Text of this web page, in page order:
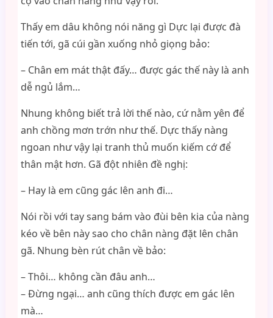
Thấy em dâu không nói năng gì Dực lại được đà
tiến tới, gã cúi gần xuống nhỏ giọng bảo:
– Chân em mát thật đấy… được gác thế này là anh
dễ ngủ lắm…
Nhung không biết trả lời thế nào, cứ nằm yên để
anh chồng mơn trớn như thế. Dực thấy nàng
ngoan như vậy lại tranh thủ muốn kiếm cớ để
thân mật hơn. Gã đột nhiên đề nghị:
– Hay là em cũng gác lên anh đi…
Nói rồi với tay sang bám vào đùi bên kia của nàng
kéo về bên này sao cho chân nàng đặt lên chân
gã. Nhung bèn rút chân về bảo:
– Thôi… không cần đâu anh…
– Đừng ngại… anh cũng thích được em gác lên
mà…